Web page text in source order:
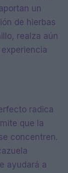
un
de hierbas
realza aún
radica
que la
concentren.
ayudará a